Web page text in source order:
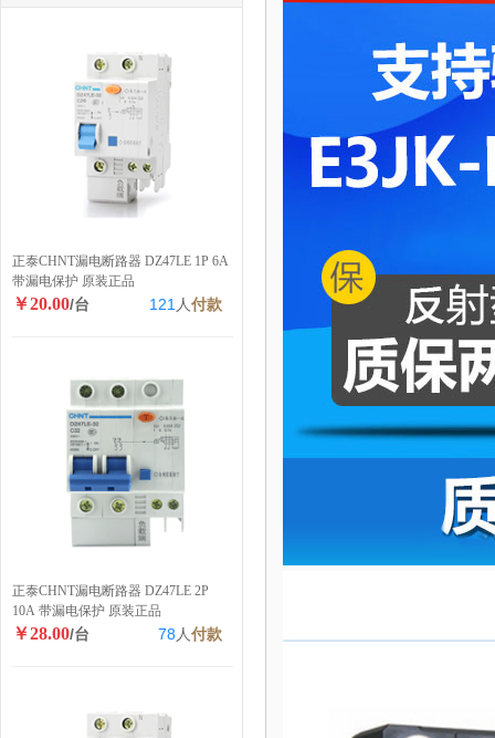
正泰CHNT漏电断路器 DZ47LE 1P 6A
带漏电保护 原装正品
￥20.00/台 121 人付款
正泰CHNT漏电断路器 DZ47LE 2P
10A 带漏电保护 原装正品
￥28.00/台 78 人付款